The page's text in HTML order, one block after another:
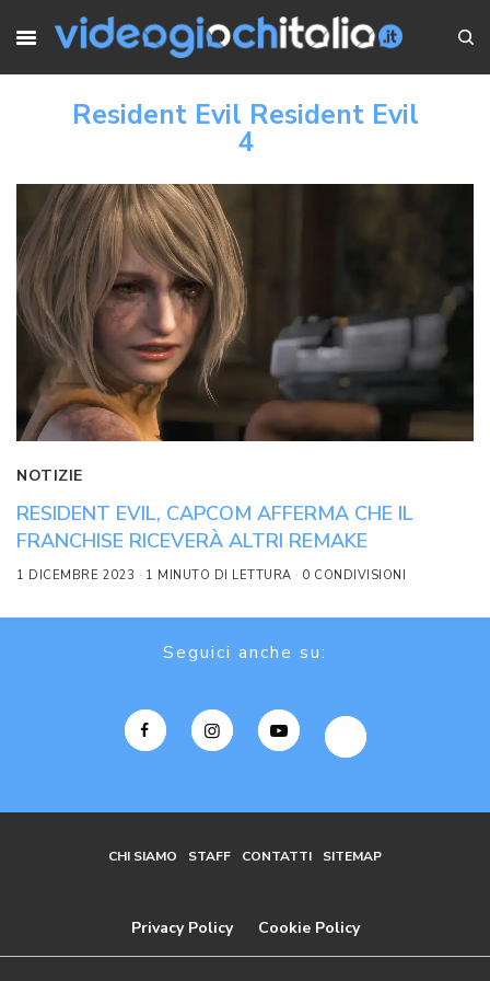
Resident Evil Resident Evil
4
NOTIZIE
RESIDENT EVIL, CAPCOM AFFERMA CHE IL
FRANCHISE RICEVERÀ ALTRI REMAKE
1 DICEMBRE 2023 1 MINUTO DI LETTURA 0 CONDIVISIONI
Seguici anche su:
CHI SIAMO STAFF CONTATTI SITEMAP
Privacy Policy Cookie Policy